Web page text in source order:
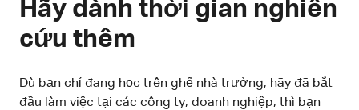
Hãy dành thời gian nghiên
cứu thêm
Dù bạn chỉ đang học trên ghế nhà trường, hãy đã bắt
đầu làm việc tại các công ty, doanh nghiệp, thì bạn